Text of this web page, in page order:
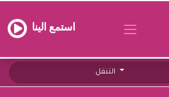
استمع الينا